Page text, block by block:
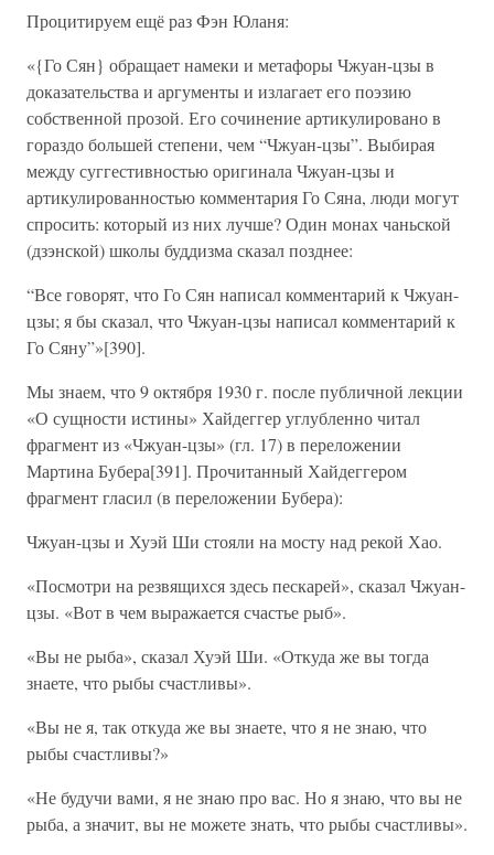
Процитируем ещё раз Фэн Юланя:
«{Го Сян} обращает намеки и метафоры Чжуан-цзы в
доказательства и аргументы и излагает его поэзию
собственной прозой. Его сочинение артикулировано в
гораздо большей степени, чем “Чжуан-цзы”. Выбирая
между суггестивностью оригинала Чжуан-цзы и
артикулированностью комментария Го Сяна, люди могут
спросить: который из них лучше? Один монах чаньской
(дзэнской) школы буддизма сказал позднее:
“Все говорят, что Го Сян написал комментарий к Чжуан-
цзы; я бы сказал, что Чжуан-цзы написал комментарий к
Го Сяну”»[390].
Мы знаем, что 9 октября 1930 г. после публичной лекции
«О сущности истины» Хайдеггер углубленно читал
фрагмент из «Чжуан-цзы» (гл. 17) в переложении
Мартина Бубера[391]. Прочитанный Хайдеггером
фрагмент гласил (в переложении Бубера):
Чжуан-цзы и Хуэй Ши стояли на мосту над рекой Хао.
«Посмотри на резвящихся здесь пескарей», сказал Чжуан-
цзы. «Вот в чем выражается счастье рыб».
«Вы не рыба», сказал Хуэй Ши. «Откуда же вы тогда
знаете, что рыбы счастливы».
«Вы не я, так откуда же вы знаете, что я не знаю, что
рыбы счастливы?»
«Не будучи вами, я не знаю про вас. Но я знаю, что вы не
рыба, а значит, вы не можете знать, что рыбы счастливы».